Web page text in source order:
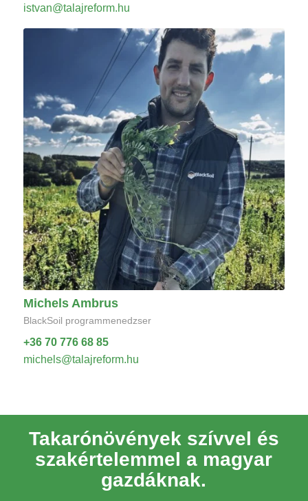
istvan@talajreform.hu
Michels Ambrus
BlackSoil programmenedzser
+36 70 776 68 85
michels@talajreform.hu
Takarónövények szívvel és
szakértelemmel a magyar
gazdáknak.